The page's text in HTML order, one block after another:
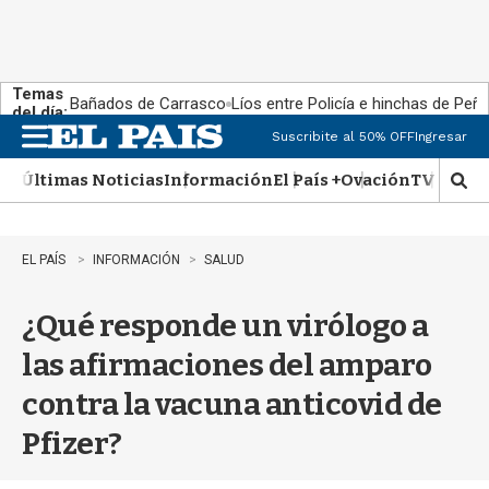
Temas
del día:Bañados de Carrasco Líos entre Policía e hinchas de
n
u
Suscribite al 50% OFFIngresar
Últimas NoticiasInformaciónEl País +OvaciónTV Show
M
o
EL PAÍS INFORMACIÓN SALUD
¿Qué responde un virólogo a
las afirmaciones del amparo
contra la vacuna anticovid de
Pfizer?